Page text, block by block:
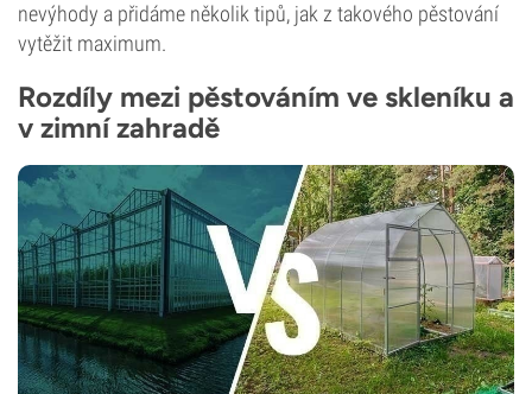
nevýhody a přidáme několik tipů, jak z takového pěstování
vytěžit maximum.
Rozdíly mezi pěstováním ve skleníku a
v zimní zahradě